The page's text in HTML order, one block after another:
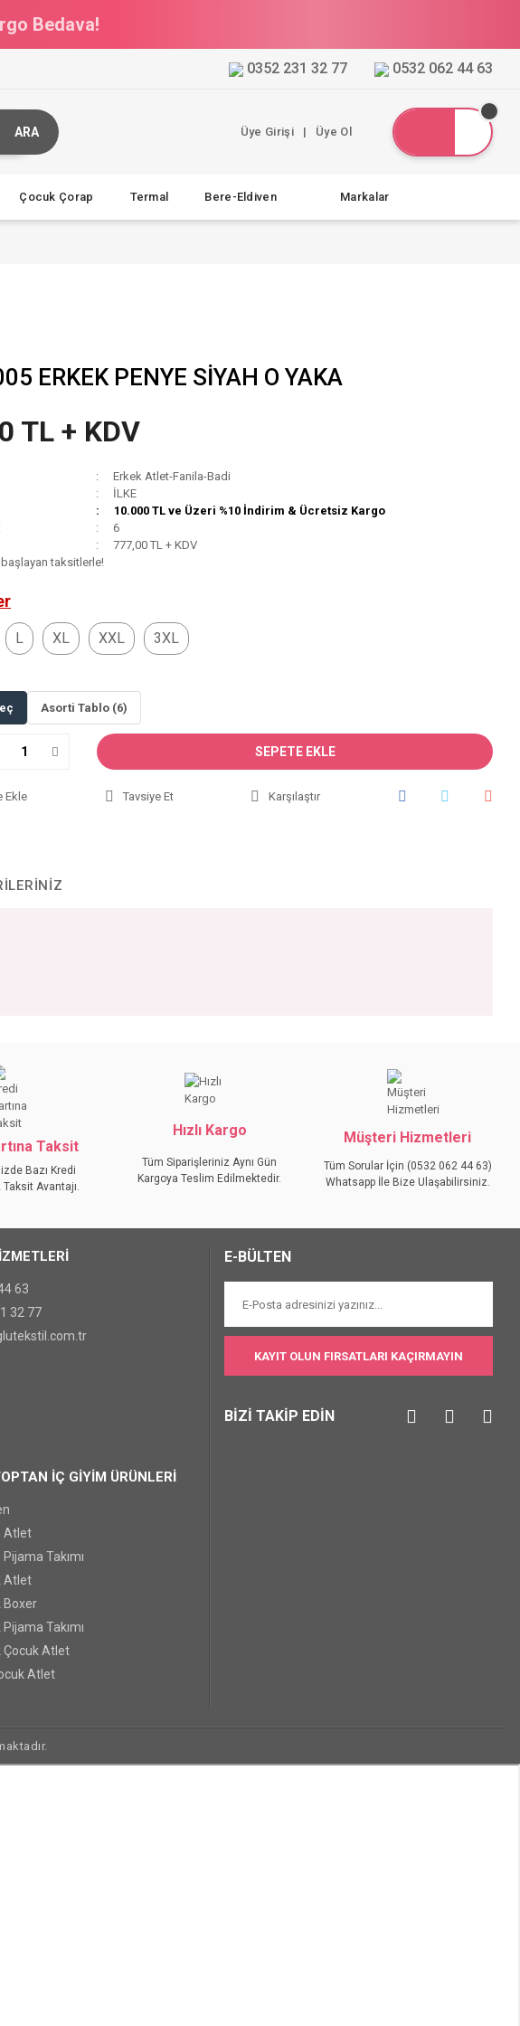
Bedava!
0352 231 32 77 0532 062 44 63
ARA Üye Girişi | Üye Ol
Çocuk Çorap Termal Bere-Eldiven Markalar
ERKEK PENYE SİYAH O YAKA
TL + KDV
Erkek Atlet-Fanila-Badi
İLKE
10.000 TL ve Üzeri %10 İndirim & Ücretsiz Kargo
6
777,00 TL + KDV
taksitlerle!
L XL XXL 3XL
Asorti Tablo (6)
SEPETE EKLE
Tavsiye Et Karşılaştır
Taksit
Bazı Kredi
Taksit Avantajı.
Hızlı Kargo
Tüm Siparişleriniz Aynı Gün
Kargoya Teslim Edilmektedir.
Müşteri Hizmetleri
Tüm Sorular İçin (0532 062 44 63)
Whatsapp İle Bize Ulaşabilirsiniz.
63
32 77
İÇ GİYİM ÜRÜNLERİ
Atlet
Takımı
Atlet
Boxer
Takımı
Çocuk Atlet
Atlet
E-BÜLTEN
KAYIT OLUN FIRSATLARI KAÇIRMAYIN
BİZİ TAKİP EDİN